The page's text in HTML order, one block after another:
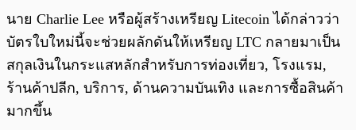
นาย Charlie Lee หรือผู้สร้างเหรียญ Litecoin ได้กล่าวว่า
บัตรใบใหม่นี้จะช่วยผลักดันให้เหรียญ LTC กลายมาเป็น
สกุลเงินในกระแสหลักสำหรับการท่องเที่ยว, โรงแรม,
ร้านค้าปลีก, บริการ, ด้านความบันเทิง และการซื้อสินค้า
มากขึ้น